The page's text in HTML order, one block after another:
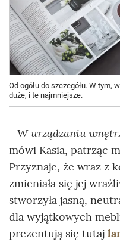
Od ogółu do szczegółu. W tym,
duże, i te najmniejsze.
- W urządzaniu
mówi Kasia, patrząc
Przyznaje, że wraz z
zmieniała się jej
stworzyła jasną,
dla wyjątkowych
prezentują się tutaj